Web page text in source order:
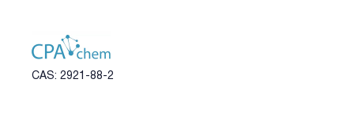
CAS: 2921-88-2